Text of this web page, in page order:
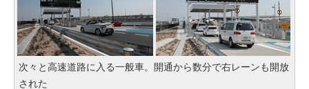
次々と高速道路に入る一般車。開通から数分で右レーンも開放
された